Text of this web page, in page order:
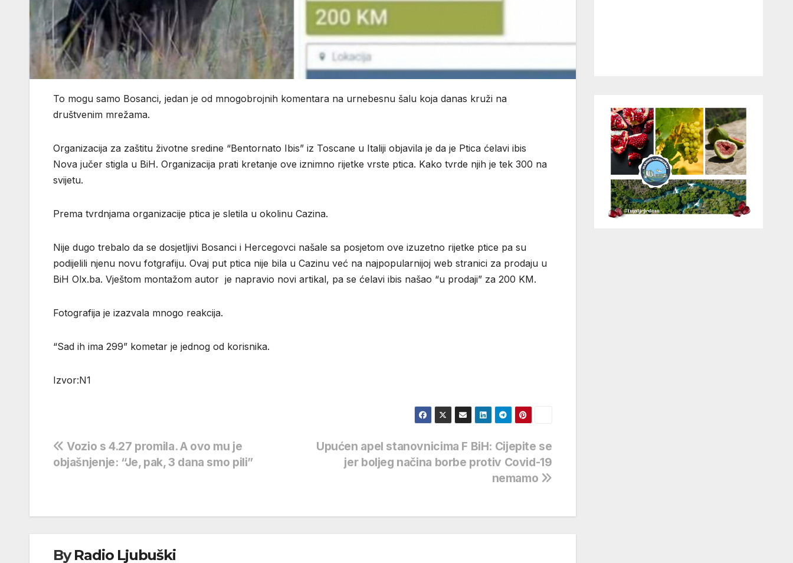
To mogu samo Bosanci, jedan je od mnogobrojnih komentara na urnebesnu šalu koja danas kruži na
društvenim mrežama.
Organizacija za zaštitu životne sredine “Bentornato Ibis” iz Toscane u Italiji objavila je da je Ptica ćelavi ibis
Nova jučer stigla u BiH. Organizacija prati kretanje ove iznimno rijetke vrste ptica. Kako tvrde njih je tek 300 na
svijetu.
Prema tvrdnjama organizacije ptica je sletila u okolinu Cazina.
Nije dugo trebalo da se dosjetljivi Bosanci i Hercegovci našale sa posjetom ove izuzetno rijetke ptice pa su
podijelili njenu novu fotgrafiju. Ovaj put ptica nije bila u Cazinu već na najpopularnijoj web stranici za prodaju u
BiH Olx.ba. Vještom montažom autor je napravio novi artikal, pa se ćelavi ibis našao “u prodaji” za 200 KM.
Fotografija je izazvala mnogo reakcija.
“Sad ih ima 299” kometar je jednog od korisnika.
Izvor:N1
Navigacija
objava
Upućen apel stanovnicima F BiH: Cijepite se
jer boljeg načina borbe protiv Covid-19
nemamo
Vozio s 4.27 promila. A ovo mu je
objašnjenje: “Je, pak, 3 dana smo pili”
ByRadio Ljubuški